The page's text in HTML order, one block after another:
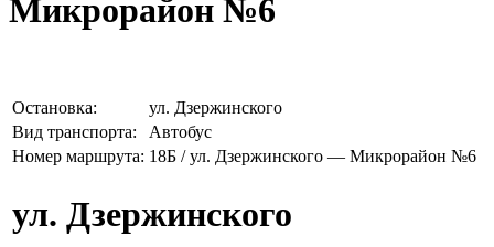
Микрорайон №6
Остановка:
ул. Дзержинского
Вид транспорта:
Автобус
Номер маршрута: 18Б / ул. Дзержинского — Микрорайон №6
ул. Дзержинского